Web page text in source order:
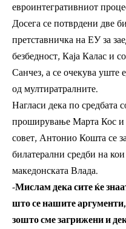
евроинтегративниот
Досега се потврдени две
претставничка на ЕУ за
безбедност, Каја Калас и
Санчез, а се очекува уште
од мултиратралните.
Нагласи дека по средбата
проширување Марта Кос и
совет, Антонио Кошта се
билатерални средби на
македонската Влада.
-Мислам дека сите ќе
што се нашите
зошто сме загрижени и